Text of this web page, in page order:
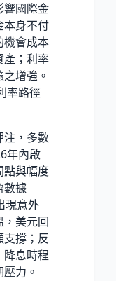
響國際金
本身不付
機會成本
產；利率
增強。
率路徑
注，多數
年內啟
點與幅度
數據
現意外
，美元回
支撐；反
降息時程
力。